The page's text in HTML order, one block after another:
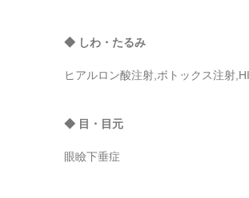
◆ しわ・たるみ
ヒアルロン酸注射,ボトックス注射
◆ 目・目元
眼瞼下垂症